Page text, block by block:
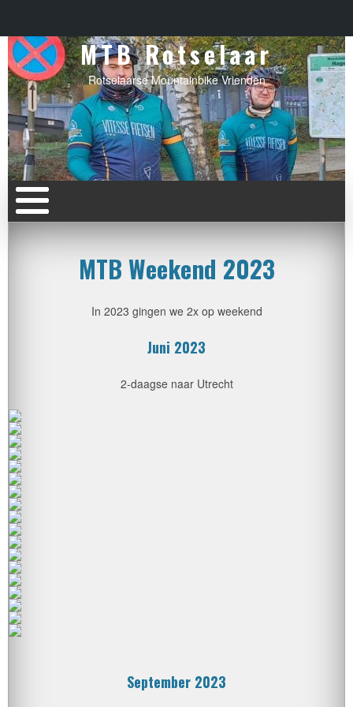
MTB Rotselaar
Rotselaarse Mountainbike Vrienden
MTB Weekend 2023
In 2023 gingen we 2x op weekend
Juni 2023
2-daagse naar Utrecht
September 2023